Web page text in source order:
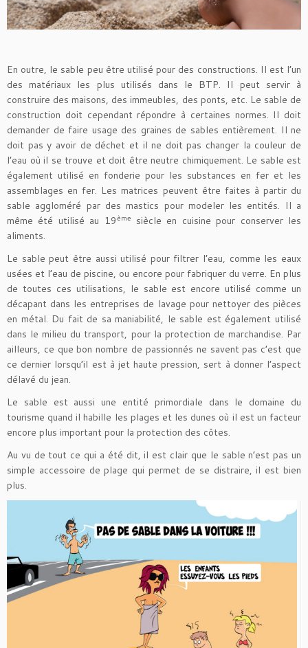
En outre, le sable peu être utilisé pour des constructions. Il est l’un
des matériaux les plus utilisés dans le BTP. Il peut servir à
construire des maisons, des immeubles, des ponts, etc. Le sable de
construction doit cependant répondre à certaines normes. Il doit
demander de faire usage des graines de sables entièrement. Il ne
doit pas y avoir de déchet et il ne doit pas changer la couleur de
l’eau où il se trouve et doit être neutre chimiquement. Le sable est
également utilisé en fonderie pour les substances en fer et les
assemblages en fer. Les matrices peuvent être faites à partir du
sable aggloméré par des mastics pour modeler les entités. Il a
même été utilisé au 19ème
siècle en cuisine pour conserver les
aliments.
Le sable peut être aussi utilisé pour filtrer l’eau, comme les eaux
usées et l’eau de piscine, ou encore pour fabriquer du verre. En plus
de toutes ces utilisations, le sable est encore utilisé comme un
décapant dans les entreprises de lavage pour nettoyer des pièces
en métal. Du fait de sa maniabilité, le sable est également utilisé
dans le milieu du transport, pour la protection de marchandise. Par
ailleurs, ce que bon nombre de passionnés ne savent pas c’est que
ce dernier lorsqu’il est à jet haute pression, sert à donner l’aspect
délavé du jean.
Le sable est aussi une entité primordiale dans le domaine du
tourisme quand il habille les plages et les dunes où il est un facteur
encore plus important pour la protection des côtes.
Au vu de tout ce qui a été dit, il est clair que le sable n’est pas un
simple accessoire de plage qui permet de se distraire, il est bien
plus.